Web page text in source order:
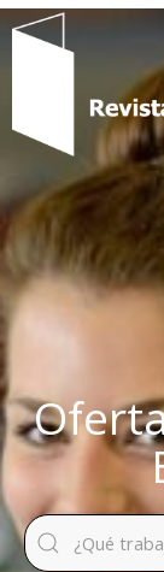
Ir